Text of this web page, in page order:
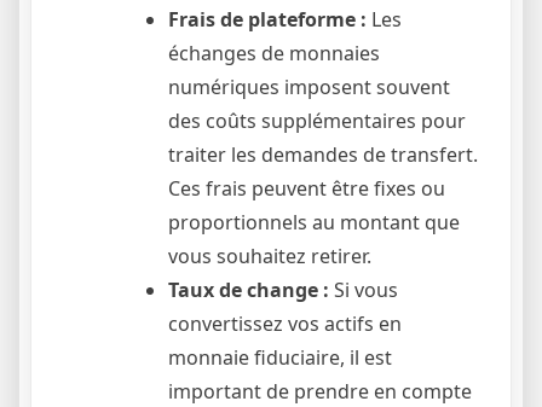
Frais de plateforme : Les
échanges de monnaies
numériques imposent souvent
des coûts supplémentaires pour
traiter les demandes de transfert.
Ces frais peuvent être fixes ou
proportionnels au montant que
vous souhaitez retirer.
Taux de change : Si vous
convertissez vos actifs en
monnaie fiduciaire, il est
important de prendre en compte